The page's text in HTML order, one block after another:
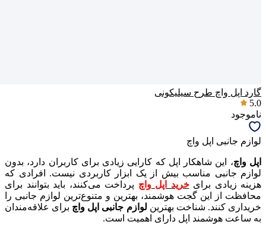
گارد اپل واچ طرح سیلیکونی
5.0
ناموجود
لوازم جانبی اپل واچ
اپل واچ، این شاهکار اپل که کارایی زیادی برای کاربران دارد، بدون
لوازم جانبی مناسب بیش از یک ابزار کاربردی نیست. افرادی که
هزینه زیادی برایخرید اپل واچ پرداخت می‌کنند، باید بتوانند برای
محافظت از این گجت هوشمند، بهترین و متنوع‌ترین لوازم جانبی را
خریداری کنند. شناخت بهترین لوازم جانبی اپل واچ برای علاقه‌مندان
به ساعت هوشمند اپل دارای اهمیت است.